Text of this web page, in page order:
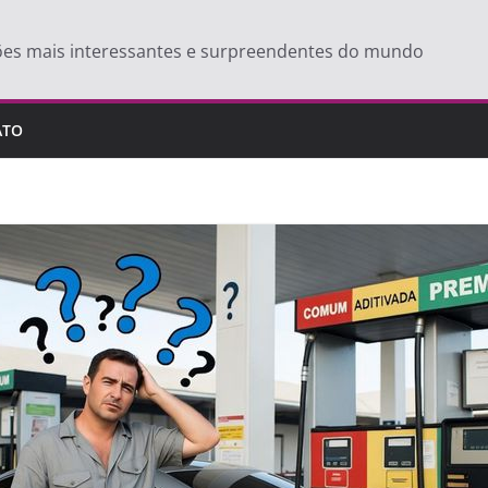
mais interessantes e surpreendentes do mundo